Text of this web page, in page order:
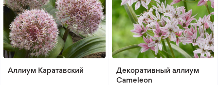
Аллиум Каратавский
Декоративный аллиум
Cameleon